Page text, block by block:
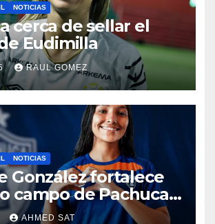
NOTICIAS
cerca de sellar el
Eudimilla
RAUL GOMEZ
NOTICIAS
González fortalece
campo de Pachuca
AHMED SAT